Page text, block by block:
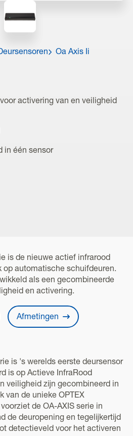
Oa Axis Ii
activering van en veiligheid
in één sensor
is de nieuwe actief infrarood
op automatische schuifdeuren.
als een gecombineerde
en activering.
Afmetingen
is 's werelds eerste deursensor
is op Actieve InfraRood
veiligheid zijn gecombineerd in
van de unieke OPTEX
de OA-AXIS serie in
de deuropening en tegelijkertijd
detectieveld voor het activeren